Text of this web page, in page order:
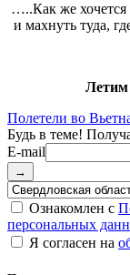
…..Как же хочется
и махнуть туда,
Полетели во
E-mail
→
Ознакомлен с
персональных
Я согласен на